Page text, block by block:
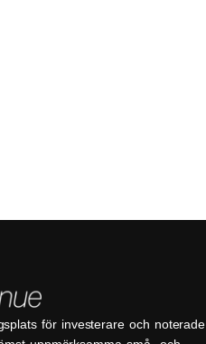
för investerare och noterade